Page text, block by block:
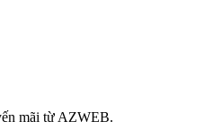
mãi từ AZWEB.